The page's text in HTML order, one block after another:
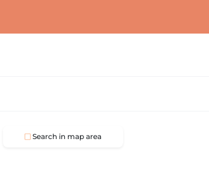
Search in map area